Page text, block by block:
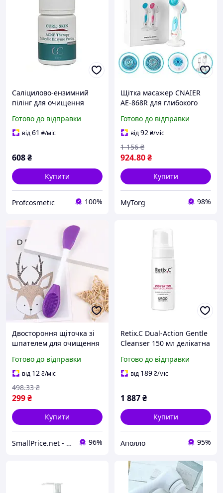
Саліцилово-ензимний
пілінг для очищення
Acne Therapy 25 гр. з
ніацимідом
Готово до відправки
від61 ₴/міс
608₴
Купити
Profcosmetic 100%
Щітка масажер CNAIER
AE-868R для глибокого
з 3 насадками Білий
Готово до відправки
від92₴/міс
924.80₴
1 156 ₴
Купити
MyTorg 98%
Двостороння щіточка зі
шпателем для очищення
SlyfSkin, фіолетова, 2
штуки
Готово до відправки
від 12₴/міс
299₴
498.33 ₴
Купити
SmallPrice.net - магазин товарів для дому та аксессуарів 96%
Retix.C Dual-Action Gentle
Cleanser 150 мл делікатна
обличчя з ектоїном, α-
глюканом і молочною
Готово до відправки
від 189₴/міс
1 887₴
Купити
Аполло 95%